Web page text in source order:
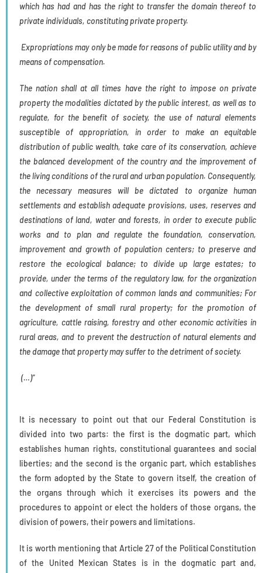
which has had and has the right to transfer the domain thereof to
private individuals, constituting private property.
Expropriations may only be made for reasons of public utility and by
means of compensation.
The nation shall at all times have the right to impose on private
property the modalities dictated by the public interest, as well as to
regulate, for the benefit of society, the use of natural elements
susceptible of appropriation, in order to make an equitable
distribution of public wealth, take care of its conservation, achieve
the balanced development of the country and the improvement of
the living conditions of the rural and urban population. Consequently,
the necessary measures will be dictated to organize human
settlements and establish adequate provisions, uses, reserves and
destinations of land, water and forests, in order to execute public
works and to plan and regulate the foundation, conservation,
improvement and growth of population centers; to preserve and
restore the ecological balance; to divide up large estates; to
provide, under the terms of the regulatory law, for the organization
and collective exploitation of common lands and communities; For
the development of small rural property; for the promotion of
agriculture, cattle raising, forestry and other economic activities in
rural areas, and to prevent the destruction of natural elements and
the damage that property may suffer to the detriment of society.
(…)”
It is necessary to point out that our Federal Constitution is
divided into two parts: the first is the dogmatic part, which
establishes human rights, constitutional guarantees and social
liberties; and the second is the organic part, which establishes
the form adopted by the State to govern itself, the creation of
the organs through which it exercises its powers and the
procedures to appoint or elect the holders of those organs, the
division of powers, their powers and limitations.
It is worth mentioning that Article 27 of the Political Constitution
of the United Mexican States is in the dogmatic part and,